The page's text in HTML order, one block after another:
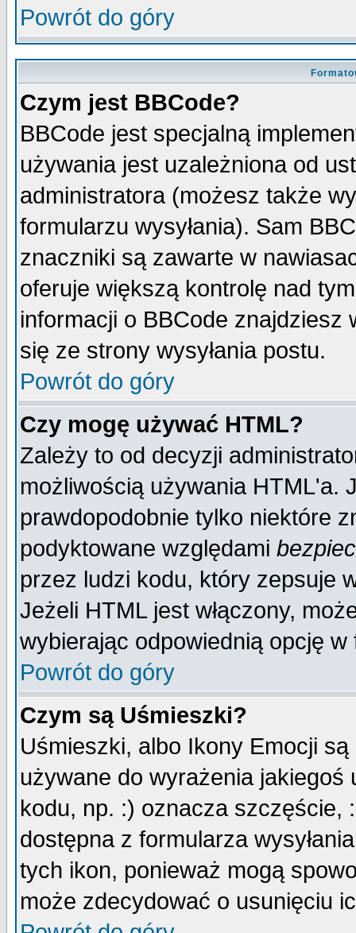
Powrót do góry
Czym jest BBCode?
BBCode jest specjalną
używania jest uzależniona od
administratora (możesz także
formularzu wysyłania). Sam
znaczniki są zawarte w
oferuje większą kontrolę nad
informacji o BBCode
się ze strony wysyłania postu.
Powrót do góry
Czy mogę używać HTML?
Zależy to od decyzji
możliwością używania HTML'a.
prawdopodobnie tylko niektóre
podyktowane względami
przez ludzi kodu, który zepsuje
Jeżeli HTML jest włączony,
wybierając odpowiednią opcję w
Powrót do góry
Czym są Uśmieszki?
Uśmieszki, albo Ikony Emocji
używane do wyrażenia
kodu, np. :) oznacza szczęście,
dostępna z formularza
tych ikon, ponieważ mogą
może zdecydować o usunięciu